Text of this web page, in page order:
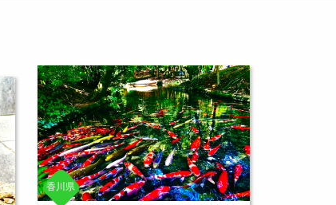
香川県